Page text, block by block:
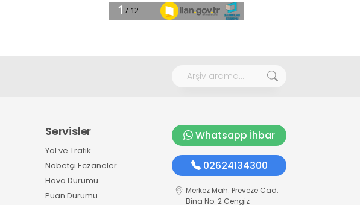
Servisler
Yol ve Trafik
Nöbetçi Eczaneler
Hava Durumu
Puan Durumu
Whatsapp İhbar
02624134300
Merkez Mah. Preveze Cad.
Bina No: 2 Cengiz